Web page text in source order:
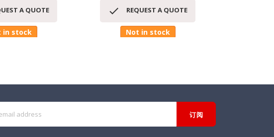
速查看A QUOTE
in stock
快速查看
 REQUEST A QUOTE
Not in stock